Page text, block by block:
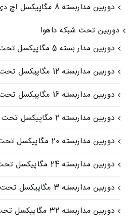
دوربین مداربسته 8 مگاپیکسل اچ دی داهوا
دوربین تحت شبکه داهوا
دوربین مدار بسته 5 مگاپیکسل تحت شبکه داهوا
دوربین مداربسته 12 مگاپیکسل تحت شبکه داهوا
دوربین مداربسته 16 مگاپیکسل تحت شبکه داهوا
دوربین مداربسته 2 مگاپیکسل تحت شبکه داهوا
دوربین مداربسته 20 مگاپیکسل تحت شبکه داهوا
دوربین مداربسته 24 مگاپیکسل تحت شبکه داهوا
دوربین مداربسته 3 مگاپیکسل تحت شبکه داهوا
دوربین مداربسته 32 مگاپیکسل تحت شبکه داهوا